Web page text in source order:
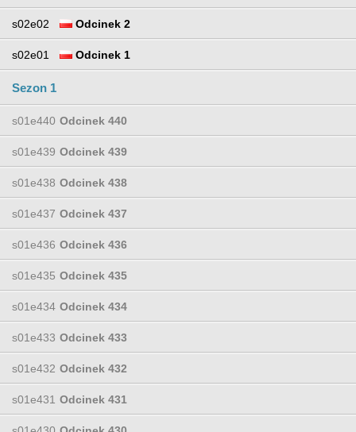
s02e02 Odcinek 2
s02e01 Odcinek 1
Sezon 1
s01e440 Odcinek 440
s01e439 Odcinek 439
s01e438 Odcinek 438
s01e437 Odcinek 437
s01e436 Odcinek 436
s01e435 Odcinek 435
s01e434 Odcinek 434
s01e433 Odcinek 433
s01e432 Odcinek 432
s01e431 Odcinek 431